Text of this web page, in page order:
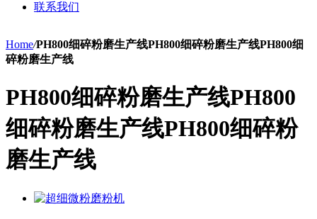
联系我们
Home/PH800细碎粉磨生产线PH800细碎粉磨生产线PH800细
碎粉磨生产线
PH800细碎粉磨生产线PH800
细碎粉磨生产线PH800细碎粉
磨生产线